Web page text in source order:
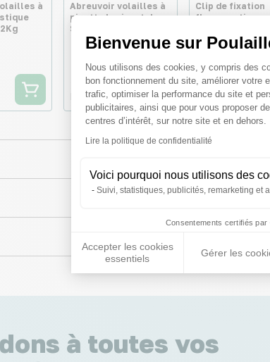
Bienvenue sur
Plateforme de
Nous utilisons des cookies, y compris des
bon fonctionnement du site, améliorer votre
trafic, optimiser la performance du site et
publicitaires, ainsi que pour vous proposer
centres d’intérêt, sur notre site et en dehors.
Lire la politique de confidentialité
Voici pourquoi nous utilisons des
Suivi, statistiques, publicités, remarketing et
Consentements certifiés par
Accepter les cookies
essentiels
Gérer les
Axeptio consent
à
Abreuvoir volailles à
pipette horizontale
Stilla - River Systems
Dès 2,32 €
Clip de fixation
flacon anti poux
pour volailles
Androlis taille
10,05 €
à toutes vos